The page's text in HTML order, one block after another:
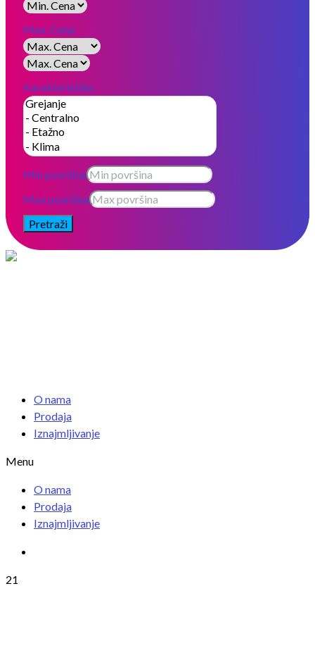
Max. Cena
Karakteristike
Min površina
Max površina
Pretraži
O nama
Prodaja
Iznajmljivanje
Menu
O nama
Prodaja
Iznajmljivanje
21